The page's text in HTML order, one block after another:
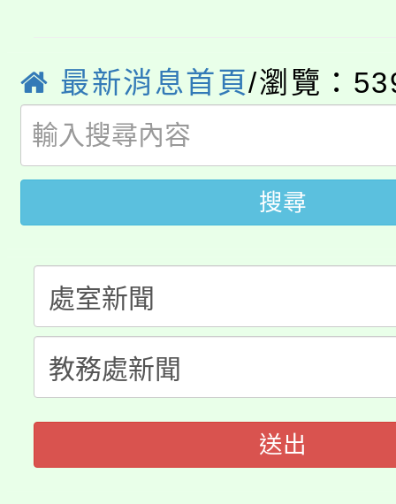
系所師生報名參加。
學籍身 分審查程序及
版
淨零綠領人才培育課程
公告本校115學年度第
代理(課)教師甄選結果(
「2026金融保險知識
桃園市115學年度學生
公告本校115學年度第
代理(課)教師甄選結果(
公告本校115學年度第
代理(課)教師甄選結果(
轉知中國文化大學推廣
《TA101》溝通分析基
程，歡迎學生輔導中心
心理、諮商輔導、社會
最新消息首頁/瀏覽：
搜尋
送出